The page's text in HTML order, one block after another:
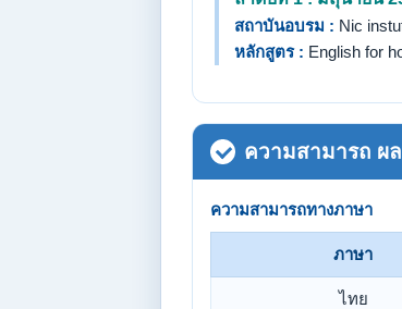
สถาบันอบรม : Nic
หลักสูตร : English for
ความสามารถ ผ
ความสามารถทางภาษา
ภาษา
ไทย